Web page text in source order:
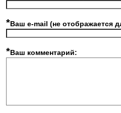
*Ваш e-mail (не отображается
*Ваш комментарий: